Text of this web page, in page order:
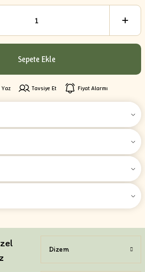
Sepete Ekle
Tavsiye Et Fiyat Alarmı
Dizem